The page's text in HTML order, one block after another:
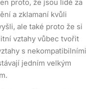
proto, že jsou lidé za
a zklamaní kvůli
ale také proto že si
vztahy vůbec tvořit
s nekompatibilními
jedním velkým